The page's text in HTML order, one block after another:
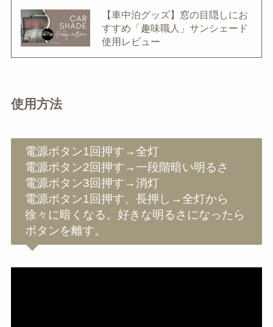
【車中泊グッズ】窓の目隠しにお
すすめ「趣味職人」サンシェード
使用レビュー
使用方法
電源ボタン1回押す→全灯
電源ボタン2回押す→一段階暗い明るさ
電源ボタン3回押す→消灯
電源ボタン1回押す、長押し→全灯から
徐々に暗くなる。好きな明るさになったら
ボタンを離す。